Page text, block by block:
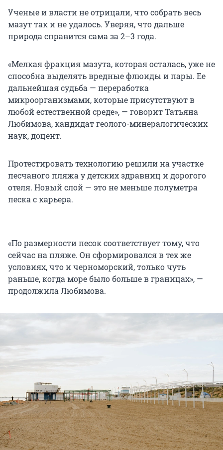
Ученые и власти не отрицали, что собрать весь
мазут так и не удалось. Уверяя, что дальше
природа справится сама за 2–3 года.
«Мелкая фракция мазута, которая осталась, уже не
способна выделять вредные флюиды и пары. Ее
дальнейшая судьба — переработка
микроорганизмами, которые присутствуют в
любой естественной среде», — говорит Татьяна
Любимова, кандидат геолого-минералогических
наук, доцент.
Протестировать технологию решили на участке
песчаного пляжа у детских здравниц и дорогого
отеля. Новый слой — это не меньше полуметра
песка с карьера.
«По размерности песок соответствует тому, что
сейчас на пляже. Он сформировался в тех же
условиях, что и черноморский, только чуть
раньше, когда море было больше в границах», —
продолжила Любимова.